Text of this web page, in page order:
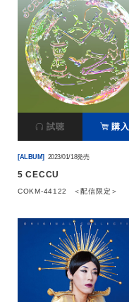
オーディション
直営ショップ
会社情報
サイトマップ
お問い合わせ
試聴 購入
[ALBUM] 2023/01/18発売
5 CECCU
COKM-44122 ＜配信限定＞